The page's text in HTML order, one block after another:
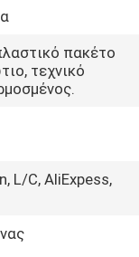
πακέτο
τεχνικό
L/C, AliExpess,